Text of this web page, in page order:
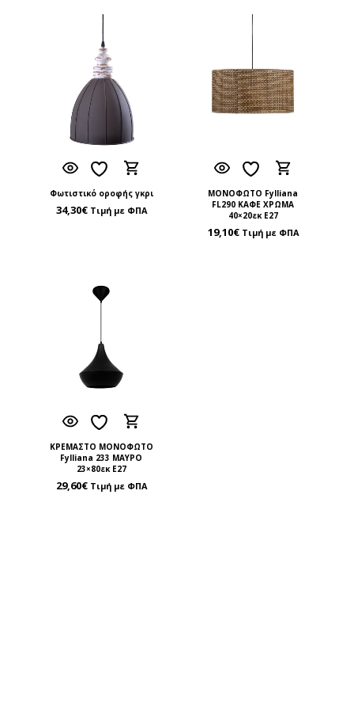
Φωτιστικό οροφής γκρι
34,30€ Τιμή με ΦΠΑ
ΜΟΝΟΦΩΤΟ Fylliana
FL290 ΚΑΦΕ ΧΡΩΜΑ
40×20εκ Ε27
19,10€ Τιμή με ΦΠΑ
ΚΡΕΜΑΣΤΟ ΜΟΝΟΦΩΤΟ
Fylliana 233 ΜΑΥΡΟ
23×80εκ E27
29,60€ Τιμή με ΦΠΑ